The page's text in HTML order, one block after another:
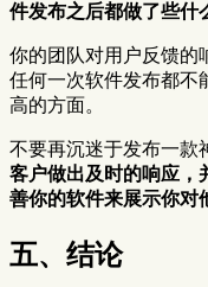
件发布之后都做了些什
你的团队对用户反馈的
任何一次软件发布都不
高的方面。
不要再沉迷于发布一款
客户做出及时的响应，
善你的软件来展示你对
五、结论